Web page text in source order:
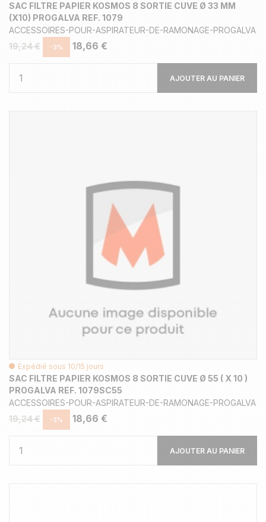
SAC FILTRE PAPIER KOSMOS 8 SORTIE CUVE Ø 33 MM
(X10) PROGALVA REF. 1079
ACCESSOIRES-POUR-ASPIRATEUR-DE-RAMONAGE-PROGALVA
19,24 €
-3% 18,66 €
AJOUTER AU PANIER
Expédié sous 10/15 jours
SAC FILTRE PAPIER KOSMOS 8 SORTIE CUVE Ø 55 ( X 10 )
PROGALVA REF. 1079SC55
ACCESSOIRES-POUR-ASPIRATEUR-DE-RAMONAGE-PROGALVA
19,24 €
-3% 18,66 €
AJOUTER AU PANIER